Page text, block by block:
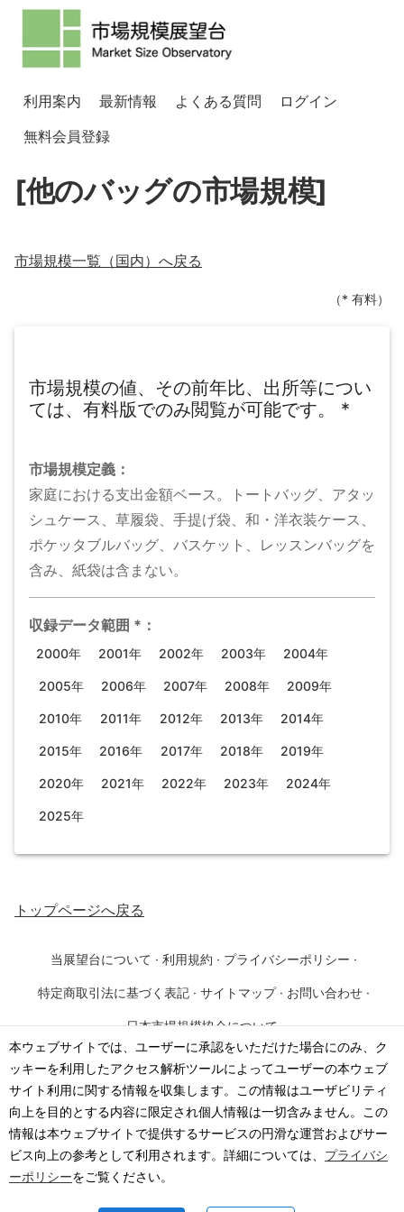
本ウェブサイトでは、ユーザーに承認をいただけた場合にのみ、ク
ッキーを利用したアクセス解析ツールによってユーザーの本ウェブ
サイト利用に関する情報を収集します。この情報はユーザビリティ
向上を目的とする内容に限定され個人情報は一切含みません。この
情報は本ウェブサイトで提供するサービスの円滑な運営およびサー
ビス向上の参考として利用されます。詳細については、 プライバシ
ーポリシーをご覧ください。
利用案内 最新情報 よくある質問
ログイン
無料会員登録
[他のバッグの市場規模]
市場規模一覧（国内）へ戻る
（* 有料）
市場規模の値、その前年比、出所等につい
ては、有料版でのみ閲覧が可能です。
*
市場規模定義：
家庭における支出金額ベース。トートバッグ、アタッ
シュケース、草履袋、手提げ袋、和・洋衣装ケース、
ポケッタブルバッグ、バスケット、レッスンバッグを
含み、紙袋は含まない。
収録データ範囲 * ：
2000年 2001年 2002年 2003年 2004年
2005年 2006年 2007年 2008年 2009年
2010年 2011年 2012年 2013年 2014年
2015年 2016年 2017年 2018年 2019年
2020年 2021年 2022年 2023年 2024年
2025年
トップページへ戻る
当展望台について · 利用規約 · プライバシーポリシー ·
特定商取引法に基づく表記 · サイトマップ · お問い合わせ ·
日本市場規模協会について
©2026· 一般社団法人 日本市場規模協会